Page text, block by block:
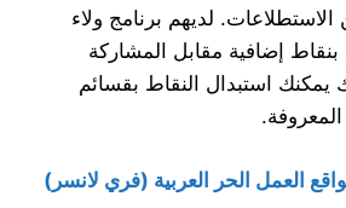
لديهم برنامج ولاء
إضافية مقابل المشاركة
يمكنك استبدال النقاط بقسائم
العمل الحر العربية (فري لانسر)